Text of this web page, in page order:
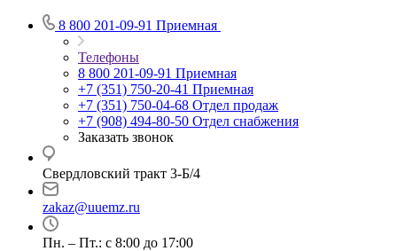
8 800 201-09-91 Приемная
Телефоны
8 800 201-09-91 Приемная
+7 (351) 750-20-41 Приемная
+7 (351) 750-04-68 Отдел продаж
+7 (908) 494-80-50 Отдел снабжения
Заказать звонок
Свердловский тракт 3-Б/4
zakaz@uuemz.ru
Пн. – Пт.: с 8:00 до 17:00